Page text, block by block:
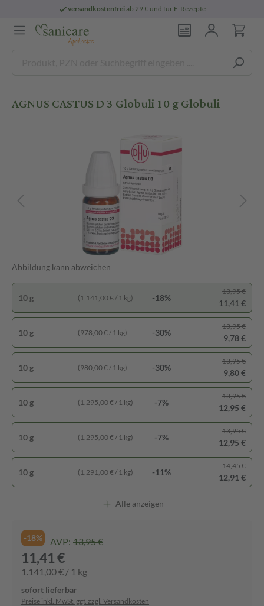
versandkostenfreiab 29 € und für E-Rezepte
AGNUS CASTUS D 3 Globuli 10 g Globuli
Abbildung kann abweichen
10 g (978,00 € / 1 kg) -30%
13,95 €
9,78 €
10 g (980,00 € / 1 kg) -30%
13,95 €
9,80 €
10 g (1.141,00 € / 1 kg) -18%
13,95 €
11,41 €
10 g (1.295,00 € / 1 kg) -7%
13,95 €
12,95 €
10 g (1.295,00 € / 1 kg) -7%
13,95 €
12,95 €
10 g (1.291,00 € / 1 kg) -11%
14,45 €
12,91 €
Alle anzeigen
-18% AVP: 13,95 €
11,41 €
1.141,00 € / 1 kg
sofort lieferbar
Preise inkl. MwSt. ggf. zzgl. Versandkosten